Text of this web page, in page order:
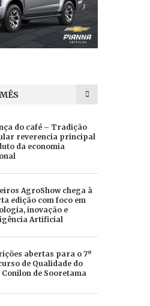
do café – Tradição
reverencia principal
da economia
AgroShow chega à
edição com foco em
inovação e
Artificial
abertas para o 7º
de Qualidade do
Conilon de Sooretama